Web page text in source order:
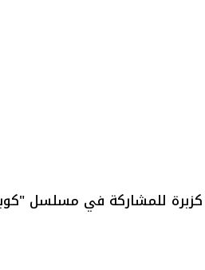
كزبرة للمشاركة في مسلسل